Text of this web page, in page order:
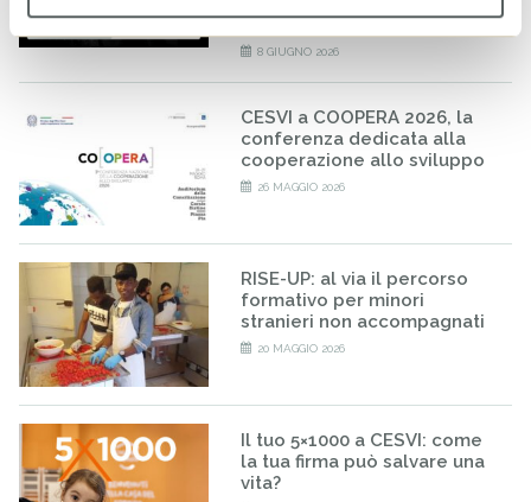
all’infanzia in Italia
8 GIUGNO 2026
CESVI a COOPERA 2026, la
conferenza dedicata alla
cooperazione allo sviluppo
26 MAGGIO 2026
RISE-UP: al via il percorso
formativo per minori
stranieri non accompagnati
20 MAGGIO 2026
Il tuo 5×1000 a CESVI: come
la tua firma può salvare una
vita?